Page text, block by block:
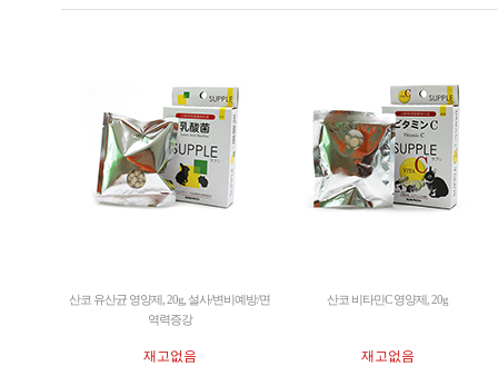
산코 유산균 영양제, 20g, 설사/변비예방/면
역력증강
재고없음
산코 비타민C 영양제, 20g
재고없음